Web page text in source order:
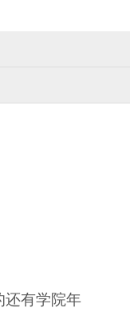
还有学院年